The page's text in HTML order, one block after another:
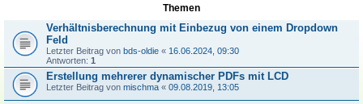
Themen
Verhältnisberechnung mit Einbezug von einem Dropdown
Feld
Letzter Beitrag von bds-oldie « 16.06.2024, 09:30
Antworten: 1
Erstellung mehrerer dynamischer PDFs mit LCD
Letzter Beitrag von mischma « 09.08.2019, 13:05